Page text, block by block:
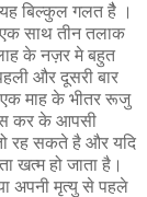
यह बिल्कुल गलत हैै ।
साथ तीन तलाक
के नज़र मे बहुत
और दूसरी बार
माह के भीतर रूजु
कर के आपसी
रह सकते है और यदि
खत्म हो जाता है।
अपनी मृत्यु से पहले